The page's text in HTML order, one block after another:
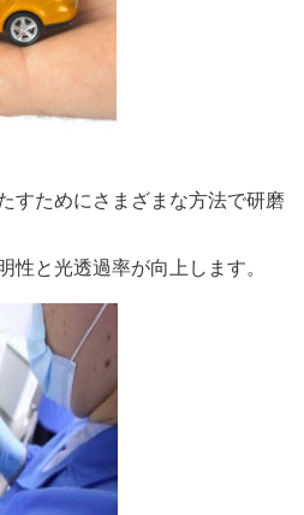
すためにさまざまな方法で研磨
性と光透過率が向上します。